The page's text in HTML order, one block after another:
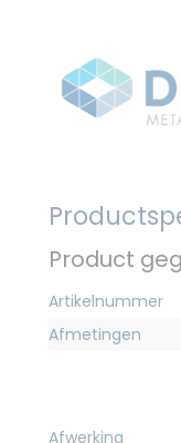
Product
Artikelnummer
Afmetingen
Afwerking